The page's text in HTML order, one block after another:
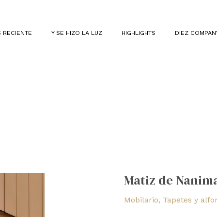
RECIENTE Y SE HIZO LA LUZ HIGHLIGHTS DIEZ
Matiz de
Mobilario, Tapetes y
Nanimarquina